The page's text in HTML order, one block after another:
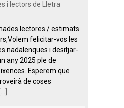
i lectors de Lletra
lectores / estimats
felicitar-vos les
nadalenques i desitjar-
any 2025 ple de
Esperem que
de coses